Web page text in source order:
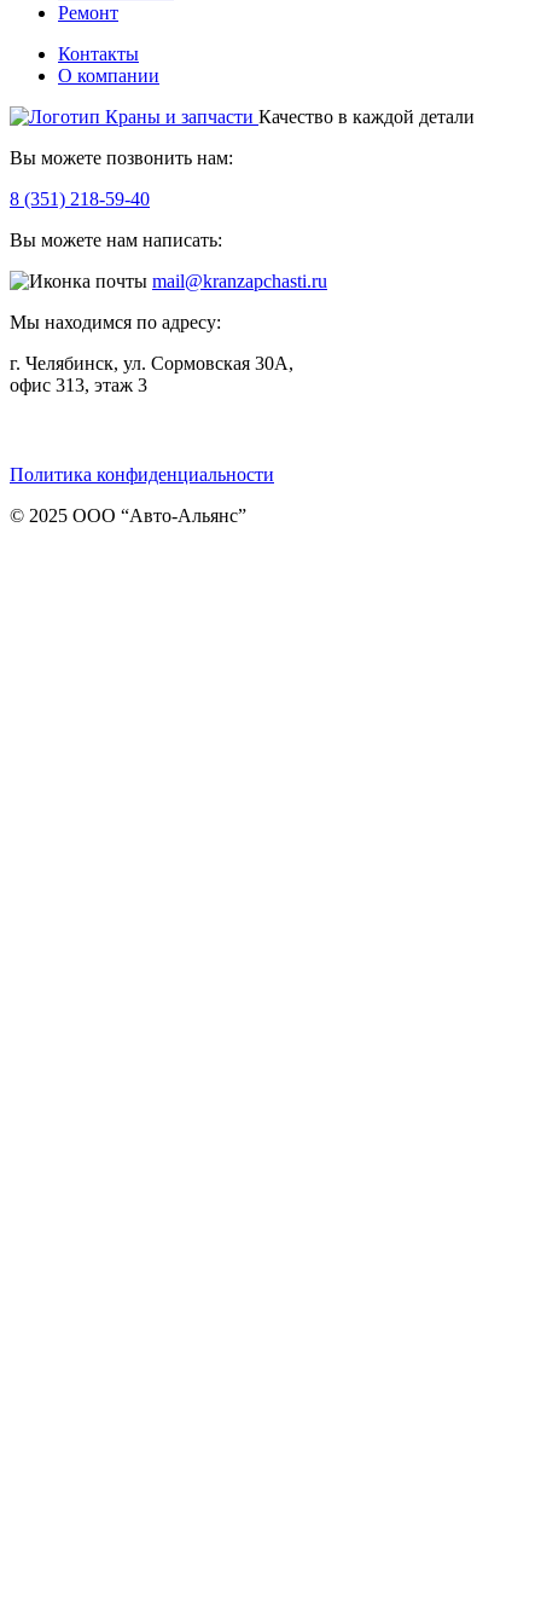
Ремонт
Контакты
О компании
Качество в каждой детали
Вы можете позвонить нам:
8 (351) 218-59-40
Вы можете нам написать:
mail@kranzapchasti.ru
Мы находимся по адресу:
г. Челябинск, ул. Сормовская 30А,
офис 313, этаж 3
Политика конфиденциальности
© 2025 ООО “Авто-Альянс”